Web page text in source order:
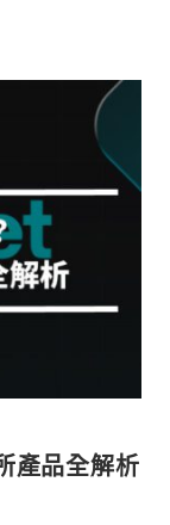
品全解析